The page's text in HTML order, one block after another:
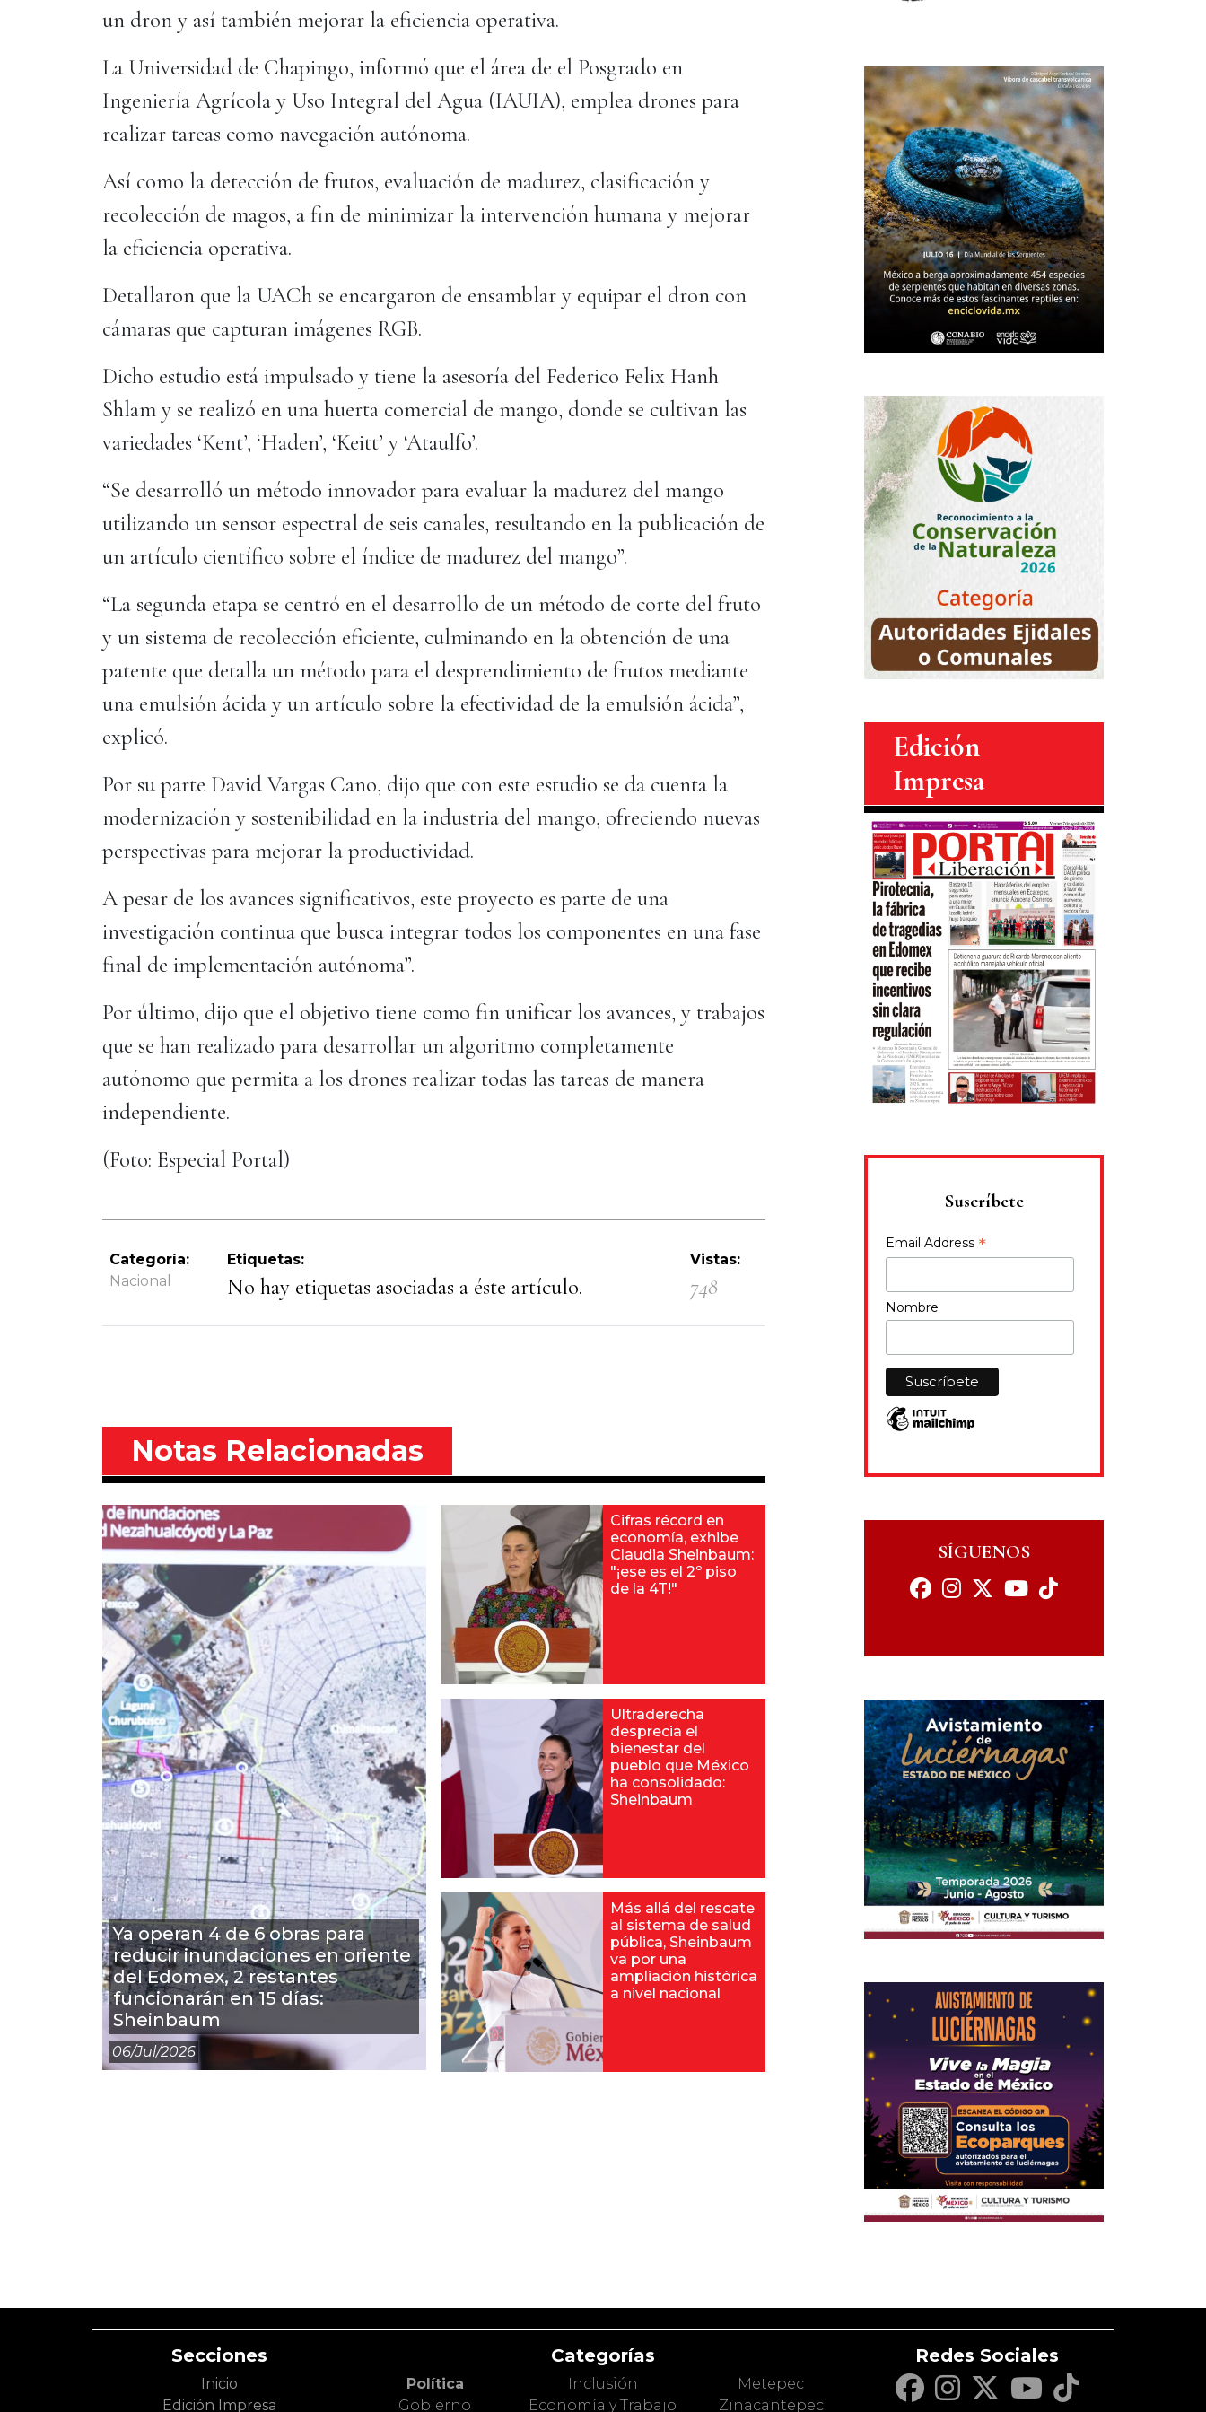
un dron y así también mejorar la eficiencia operativa.
La Universidad de Chapingo, informó que el área de el Posgrado en
Ingeniería Agrícola y Uso Integral del Agua (IAUIA), emplea drones para
realizar tareas como navegación autónoma.
Así como la detección de frutos, evaluación de madurez, clasificación y
recolección de magos, a fin de minimizar la intervención humana y mejorar
la eficiencia operativa.
Detallaron que la UACh se encargaron de ensamblar y equipar el dron con
cámaras que capturan imágenes RGB.
Dicho estudio está impulsado y tiene la asesoría del Federico Felix Hanh
Shlam y se realizó en una huerta comercial de mango, donde se cultivan las
variedades ‘Kent’, ‘Haden’, ‘Keitt’ y ‘Ataulfo’.
“Se desarrolló un método innovador para evaluar la madurez del mango
utilizando un sensor espectral de seis canales, resultando en la publicación de
un artículo científico sobre el índice de madurez del mango”.
“La segunda etapa se centró en el desarrollo de un método de corte del fruto
y un sistema de recolección eficiente, culminando en la obtención de una
patente que detalla un método para el desprendimiento de frutos mediante
una emulsión ácida y un artículo sobre la efectividad de la emulsión ácida”,
explicó.
Por su parte David Vargas Cano, dijo que con este estudio se da cuenta la
modernización y sostenibilidad en la industria del mango, ofreciendo nuevas
perspectivas para mejorar la productividad.
A pesar de los avances significativos, este proyecto es parte de una
investigación continua que busca integrar todos los componentes en una fase
final de implementación autónoma”.
Por último, dijo que el objetivo tiene como fin unificar los avances, y trabajos
que se han realizado para desarrollar un algoritmo completamente
autónomo que permita a los drones realizar todas las tareas de manera
independiente.
(Foto: Especial Portal)
Categoría:
Nacional
Etiquetas:
No hay etiquetas asociadas a éste artículo.
Vistas:
748
Notas Relacionadas
Ya operan 4 de 6 obras para
reducir inundaciones en oriente
del Edomex, 2 restantes
funcionarán en 15 días:
Sheinbaum
06/jul/2026
Cifras récord en
economía, exhibe
Claudia Sheinbaum:
"¡ese es el 2º piso
de la 4T!"
Ultraderecha
desprecia el
bienestar del
pueblo que México
ha consolidado:
Sheinbaum
Más allá del rescate
al sistema de salud
pública, Sheinbaum
va por una
ampliación histórica
a nivel nacional
Edición
Impresa
Suscríbete
Email Address *
Nombre
SÍGUENOS
Secciones
Inicio
Edición Impresa
Categorías
Política
Gobierno
Inclusión
Economía y Trabajo
Metepec
Zinacantepec
Redes Sociales